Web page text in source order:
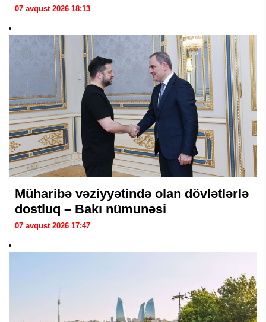
07 avqust 2026 18:13
Müharibə vəziyyətində olan dövlətlərlə
dostluq – Bakı nümunəsi
07 avqust 2026 17:47